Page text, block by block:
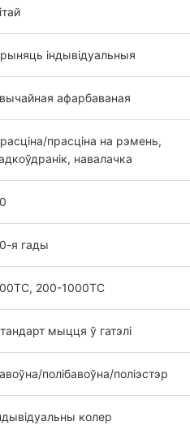
індывідуальныя
афарбаваная
прасціна на рэмень,
навалачка
я гады
200-1000TC
мыцця ў гатэлі
полібавоўна/поліэстэр
колер